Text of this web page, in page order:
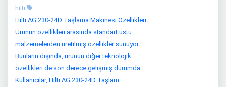
hilti
Hilti AG 230-24D Taşlama Makinesi Özellikleri
Ürünün özellikleri arasında standart üstü
malzemelerden üretilmiş özellikler sunuyor.
Bunların dışında, ürünün diğer teknolojik
özellikleri de son derece gelişmiş durumda.
Kullanıcılar, Hilti AG 230-24D Taşlam...